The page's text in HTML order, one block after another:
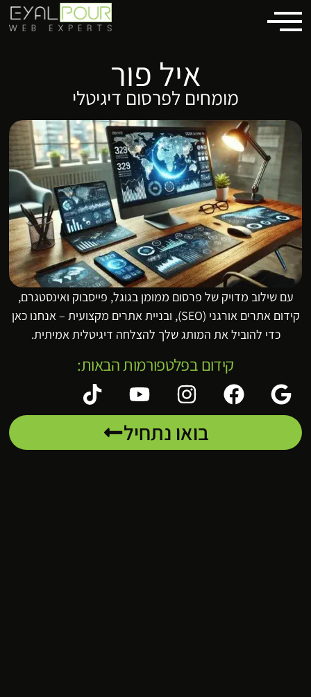
לתוכן
איל פור
מומחים לפרסום דיגיטלי
עם שילוב מדויק של פרסום ממומן בגוגל, פייסבוק ואינסטגרם,
קידום אתרים אורגני (SEO), ובניית אתרים מקצועית – אנחנו כאן
כדי להוביל את המותג שלך להצלחה דיגיטלית אמיתית.
קידום בפלטפורמות הבאות:
בואו נתחיל